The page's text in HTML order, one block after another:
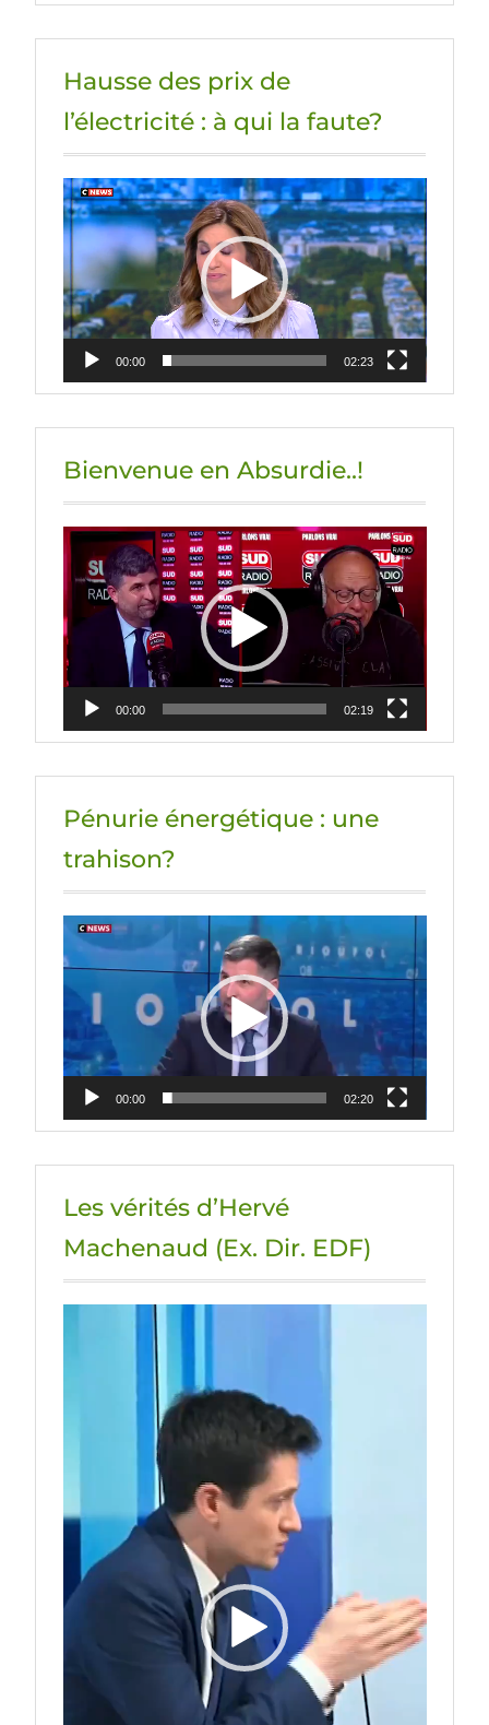
Hausse des prix de
l’électricité : à qui la faute?
Lecteur
vidéo
00:00 02:23
Bienvenue en Absurdie..!
Lecteur
vidéo
00:00 02:19
Pénurie énergétique : une
trahison?
Lecteur
vidéo
00:00 02:20
Les vérités d’Hervé
Machenaud (Ex. Dir. EDF)